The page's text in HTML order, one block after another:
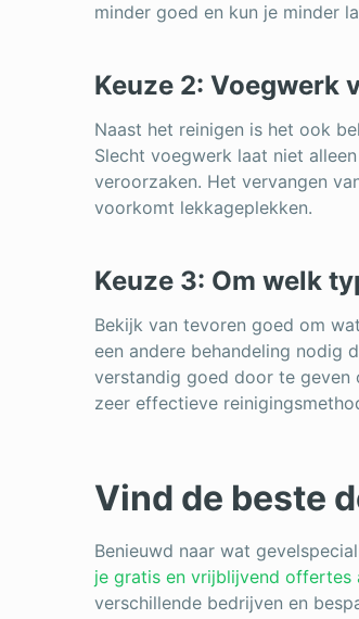
minder goed en kun je minder
Keuze 2: Voegwerk
Naast het reinigen is het ook
Slecht voegwerk laat niet
veroorzaken. Het vervangen
voorkomt lekkageplekken.
Keuze 3: Om welk
Bekijk van tevoren goed om
een andere behandeling nodig
verstandig goed door te geven
zeer effectieve
Vind de beste
Benieuwd naar wat
je gratis en vrijblijvend offertes
verschillende bedrijven en